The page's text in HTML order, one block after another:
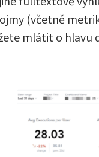
(včetně
mlátit o